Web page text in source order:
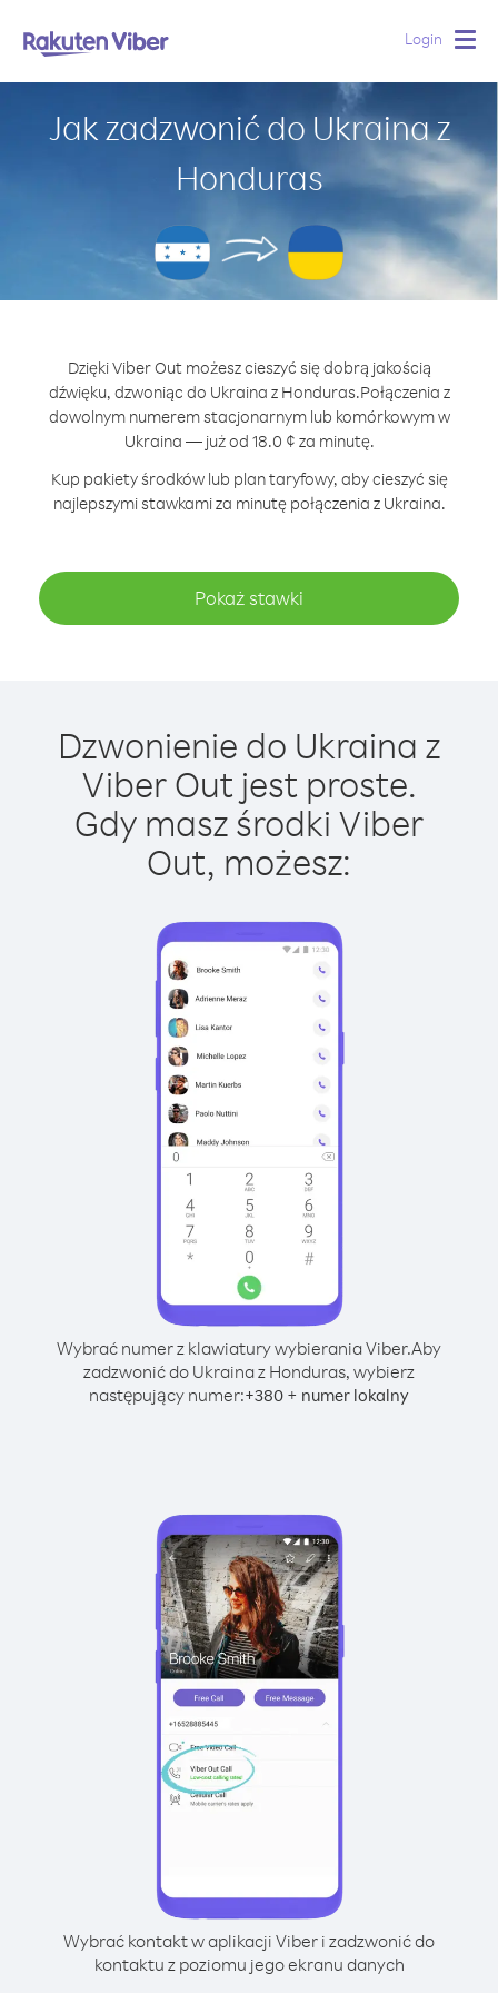
Login
Jak zadzwonić do Ukraina z
Honduras
Dzięki Viber Out możesz cieszyć się dobrą jakością
dźwięku, dzwoniąc do Ukraina z Honduras.Połączenia z
dowolnym numerem stacjonarnym lub komórkowym w
Ukraina — już od 18.0 ¢ za minutę.
Kup pakiety środków lub plan taryfowy, aby cieszyć się
najlepszymi stawkami za minutę połączenia z Ukraina.
Pokaż stawki
Dzwonienie do Ukraina z
Viber Out jest proste.
Gdy masz środki Viber
Out, możesz:
Wybrać numer z klawiatury wybierania Viber.Aby
zadzwonić do Ukraina z Honduras, wybierz
następujący numer:+380 + numer lokalny
Wybrać kontakt w aplikacji Viber i zadzwonić do
kontaktu z poziomu jego ekranu danych